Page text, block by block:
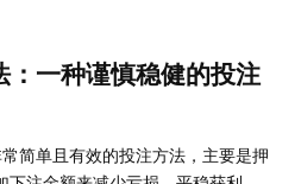
一种谨慎稳健的投注
简单且有效的投注方法，主要是押